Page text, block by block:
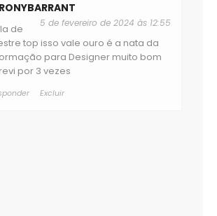
5 de fevereiro de 2024 às 12:55
de
top isso vale ouro é a nata da
para Designer muito bom
por 3 vezes
Excluir